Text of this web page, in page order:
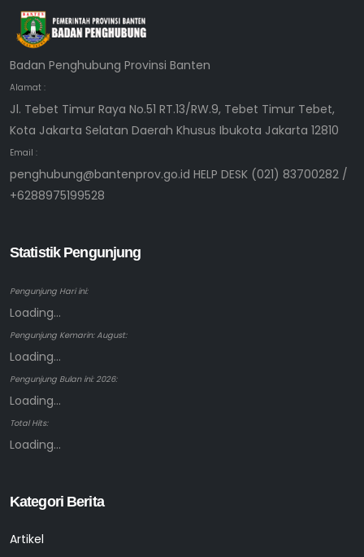
Badan Penghubung Provinsi Banten
Alamat :
Jl. Tebet Timur Raya No.51 RT.13/RW.9, Tebet Timur Tebet,
Kota Jakarta Selatan Daerah Khusus Ibukota Jakarta 12810
Email :
penghubung@bantenprov.go.id HELP DESK (021) 83700282 /
+6288975199528
Statistik Pengunjung
Pengunjung Hari ini:
Loading...
Pengunjung Kemarin: August:
Loading...
Pengunjung Bulan ini: 2026:
Loading...
Total Hits:
Loading...
Kategori Berita
Artikel